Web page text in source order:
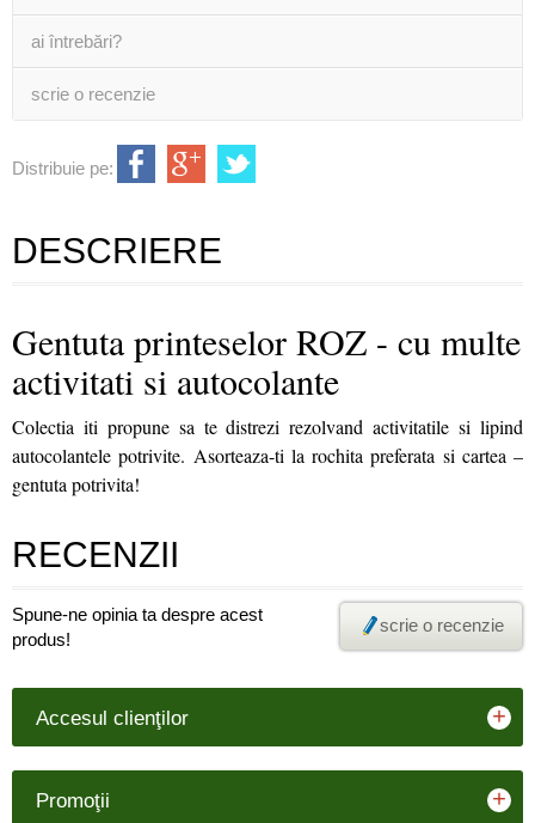
ai întrebări?
scrie o recenzie
Distribuie pe:
DESCRIERE
Gentuta printeselor ROZ - cu multe
activitati si autocolante
Colectia iti propune sa te distrezi rezolvand activitatile si lipind
autocolantele potrivite. Asorteaza-ti la rochita preferata si cartea –
gentuta potrivita!
RECENZII
Spune-ne opinia ta despre acest
produs!
scrie o recenzie
Accesul clienţilor +
Promoţii +